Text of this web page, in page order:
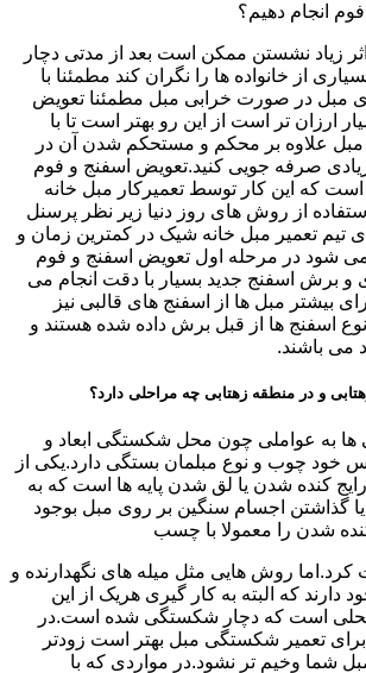
انجام دهیم؟
زیاد نشستن ممکن است بعد از مدتی دچار
از خانواده ها را نگران کند مطمئنا با
مبل در صورت خرابی مبل مطمئنا تعویض
ارزان تر است از این رو بهتر است تا با
علاوه بر محکم و مستحکم شدن آن در
زیادی صرفه جویی کنید.تعویض اسفنج و فوم
که این کار توسط تعمیرکار مبل خانه
از روش های روز دنیا زیر نظر پرسنل
تیم تعمیر مبل خانه شیک در کمترین زمان و
می شود در مرحله اول تعویض اسفنج و فوم
برش اسفنج جدید بسیار با دقت انجام می
بیشتر مبل ها از اسفنج های قالبی نیز
اسفنج ها از قبل برش داده شده هستند و
می باشند.
و در منطقه زهتابی چه مراحلی دارد؟
ها به عواملی چون محل شکستگی ابعاد و
چوب و نوع مبلمان بستگی دارد.یکی از
کنده شدن یا لق شدن پایه ها است که به
یا گذاشتن اجسام سنگین بر روی مبل بوجود
شدن را معمولا با چسب
روش هایی مثل میله های نگهدارنده و
دارند که البته به کار گیری هریک از این
است که دچار شکستگی شده است.در
تعمیر شکستگی مبل بهتر است زودتر
مبل شما وخیم تر نشود.در مواردی که با